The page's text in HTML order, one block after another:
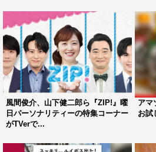
鈴木福、プロデューサーの上田
ら
1
風間俊介、山下健二郎ら『ZIP!』曜
日パーソナリティーの特集コーナー
がTVerで...
アマ
お試